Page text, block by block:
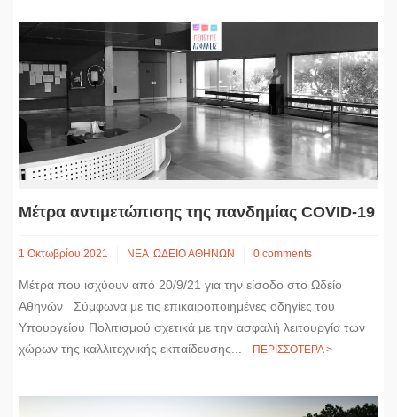
Μέτρα αντιμετώπισης της πανδημίας COVID-19
1 Οκτωβρίου 2021 ΝΕΑ ΩΔΕΙΟ ΑΘΗΝΩΝ 0 comments
Μέτρα που ισχύουν από 20/9/21 για την είσοδο στο Ωδείο
Αθηνών Σύμφωνα με τις επικαιροποιημένες οδηγίες του
Υπουργείου Πολιτισμού σχετικά με την ασφαλή λειτουργία των
χώρων της καλλιτεχνικής εκπαίδευσης...
ΠΕΡΙΣΣΟΤΕΡΑ >